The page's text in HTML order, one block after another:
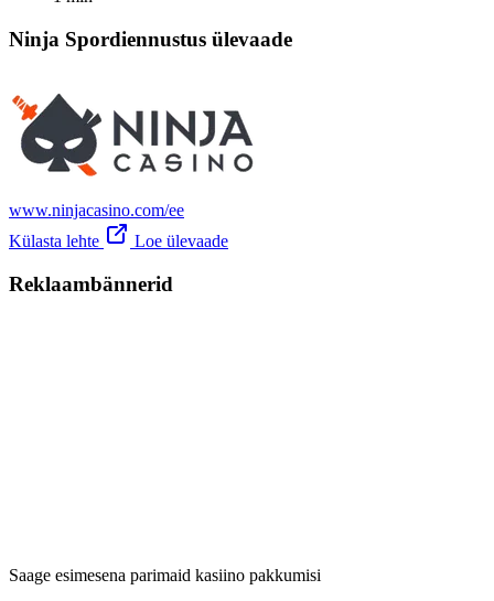
Ninja Spordiennustus ülevaade
www.ninjacasino.com/ee
Külasta lehte
Loe ülevaade
Reklaambännerid
Saage esimesena parimaid kasiino pakkumisi